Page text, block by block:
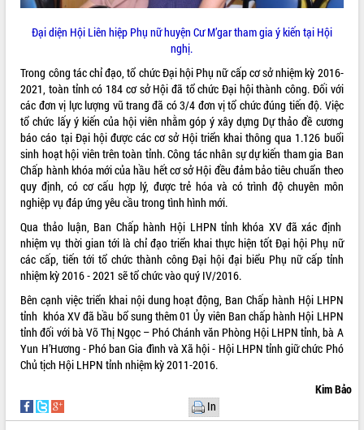
Đại diện Hội Liên hiệp Phụ nữ huyện Cư M’gar tham gia ý kiến tại Hội
nghị.
Trong công tác chỉ đạo, tổ chức Đại hội Phụ nữ cấp cơ sở nhiệm kỳ 2016-
2021, toàn tỉnh có 184 cơ sở Hội đã tổ chức Đại hội thành công. Đối với
các đơn vị lực lượng vũ trang đã có 3/4 đơn vị tổ chức đúng tiến độ. Việc
tổ chức lấy ý kiến của hội viên nhằm góp ý xây dựng Dự thảo đề cương
báo cáo tại Đại hội được các cơ sở Hội triển khai thông qua 1.126 buổi
sinh hoạt hội viên trên toàn tỉnh. Công tác nhân sự dự kiến tham gia Ban
Chấp hành khóa mới của hầu hết cơ sở Hội đều đảm bảo tiêu chuẩn theo
quy định, có cơ cấu hợp lý, được trẻ hóa và có trình độ chuyên môn
nghiệp vụ đáp ứng yêu cầu trong tình hình mới.
Qua thảo luận, Ban Chấp hành Hội LHPN tỉnh khóa XV đã xác định
nhiệm vụ thời gian tới là chỉ đạo triển khai thực hiện tốt Đại hội Phụ nữ
các cấp, tiến tới tổ chức thành công Đại hội đại biểu Phụ nữ cấp tỉnh
nhiệm kỳ 2016 - 2021 sẽ tổ chức vào quý IV/2016.
Bên cạnh việc triển khai nội dung hoạt động, Ban Chấp hành Hội LHPN
tỉnh khóa XV đã bầu bổ sung thêm 01 Ủy viên Ban chấp hành Hội LHPN
tỉnh đối với bà Võ Thị Ngọc – Phó Chánh văn Phòng Hội LHPN tỉnh, bà A
Yun H’Hương - Phó ban Gia đình và Xã hội - Hội LHPN tỉnh giữ chức Phó
Chủ tịch Hội LHPN tỉnh nhiệm kỳ 2011-2016.
Kim Bảo
In